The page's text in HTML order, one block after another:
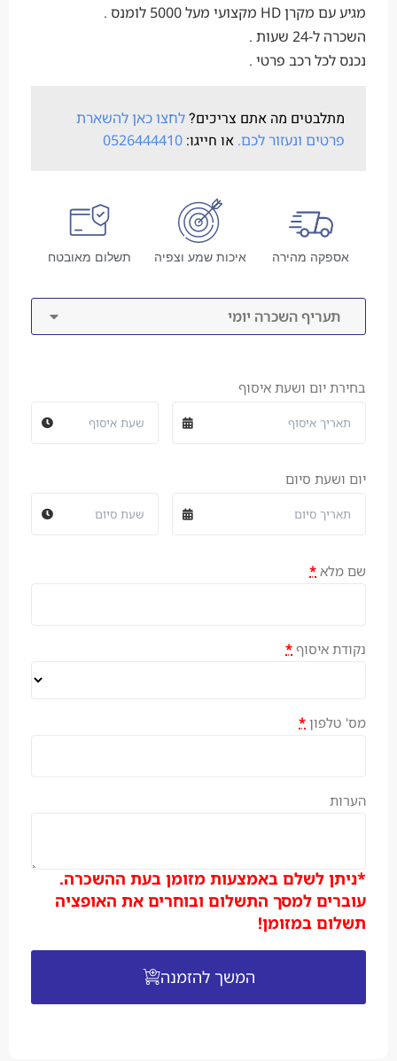
מגיע עם מקרן HD מקצועי מעל 5000 לומנס .
השכרה ל-24 שעות .
נכנס לכל רכב פרטי .
מתלבטים מה אתם צריכים?לחצו כאן להשארת
פרטים ונעזור לכם. או חייגו: 0526444410
אספקה מהירה איכות שמע וצפיה תשלום מאובטח
בחירת יום ושעת איסוף
יום ושעת סיום
שם מלא *
נקודת איסוף *
מס' טלפון *
הערות
*ניתן לשלם באמצעות מזומן בעת ההשכרה.
עוברים למסך התשלום ובוחרים את האופציה
תשלום במזומן!
המשך להזמנה